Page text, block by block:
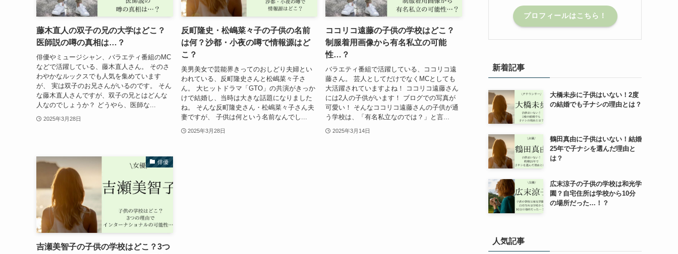
藤木直人の双子の兄の大学はどこ？
医師説の噂の真相は…？
俳優やミュージシャン、バラエティ番組のMC
などで活躍している、藤木直人さん。 そのさ
わやかなルックスでも人気を集めています
が、 実は双子のお兄さんがいるのです。 そん
な藤木直人さんですが、双子の兄とはどんな
人なのでしょうか？ どうやら、医師な...
2025年3月28日
反町隆史・松嶋菜々子の子供の名前
は何？沙都・小夜の噂で情報源はど
こ？
美男美女で芸能界きってのおしどり夫婦とい
われている、反町隆史さんと松嶋菜々子さ
ん。 大ヒットドラマ「GTO」の共演がきっか
けで結婚し、当時は大きな話題になりました
ね。 そんな反町隆史さん・松嶋菜々子さん夫
妻ですが、 子供は何という名前なんでし...
2025年3月28日
ココリコ遠藤の子供の学校はどこ？
制服着用画像から有名私立の可能
性…？
バラエティ番組で活躍している、ココリコ遠
藤さん。 芸人としてだけでなくMCとしても
大活躍されていますよね！ ココリコ遠藤さん
には2人の子供がいます！ ブログでの写真が
可愛い！ そんなココリコ遠藤さんの子供が通
う学校は、「有名私立なのでは？」と言...
2025年3月14日
俳優
吉瀬美智子の子供の学校はどこ？3つ
プロフィールはこちら！
新着記事
大橋未歩に子供はいない！2度
の結婚でも子ナシの理由とは？
鶴田真由に子供はいない！結婚
25年で子ナシを選んだ理由と
は？
広末涼子の子供の学校は和光学
園？自宅住所は学校から10分
の場所だった…！？
人気記事